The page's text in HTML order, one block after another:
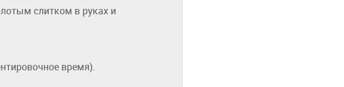
слитком в руках и
время).